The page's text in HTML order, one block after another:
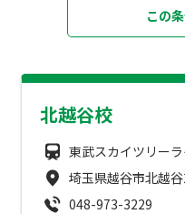
森塾を知る トップ
成績アップをかなえる
森塾の授業料について
子と親のお悩み別！な
塾の選び方
入塾までの流れ
無料体験授業について
お
この
北越谷校
東武スカイツリー
埼玉県越谷市北越
048-973-3229